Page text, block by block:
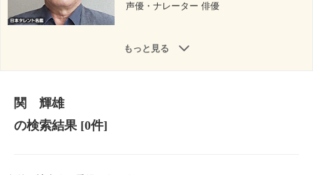
声優・ナレーター 俳優
もっと見る
関 輝雄
の検索結果[0件]